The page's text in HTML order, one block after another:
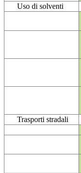
Uso di solventi
Trasporti stradali